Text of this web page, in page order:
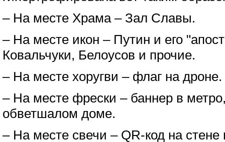
– На месте Храма – Зал Славы.
– На месте икон – Путин и его
Ковальчуки, Белоусов и прочие.
– На месте хоругви – флаг на дроне.
– На месте фрески – баннер в
обветшалом доме.
– На месте свечи – QR-код на